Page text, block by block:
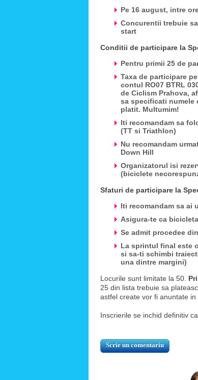
Pe 16 august, intre
Concurentii trebuie
start
Conditii de participare la
Pentru primii 25 de
Taxa de participare
contul RO07 BTRL
de Ciclism Prahova,
sa specificati numele
platit. Multumim!
Iti recomandam sa
(TT si Triathlon)
Nu recomandam
Down Hill
Organizatorul isi
(biciclete
Sfaturi de participare la
Iti recomandam sa ai
Asigura-te ca
Se admit procedee
La sprintul final este
si sa-ti schimbi
una dintre margini)
Locurile sunt limitate la 50.
25 din lista trebuie sa
astfel create vor fi anuntate in
Inscrierile se inchid definitiv